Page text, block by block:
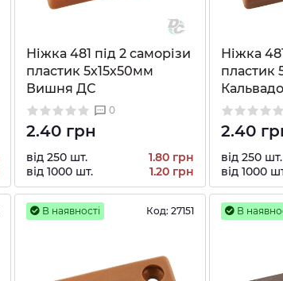
Ніжка 481 під 2 саморізи
пластик 5х15х50мм
Вишня ДС
0
2.40 грн
від 250 шт.
1.80 грн
від 1000 шт.
1.20 грн
Ніжка
пластик
2.40
від 250 шт.
від 1000
В наявності Код: 27151 В